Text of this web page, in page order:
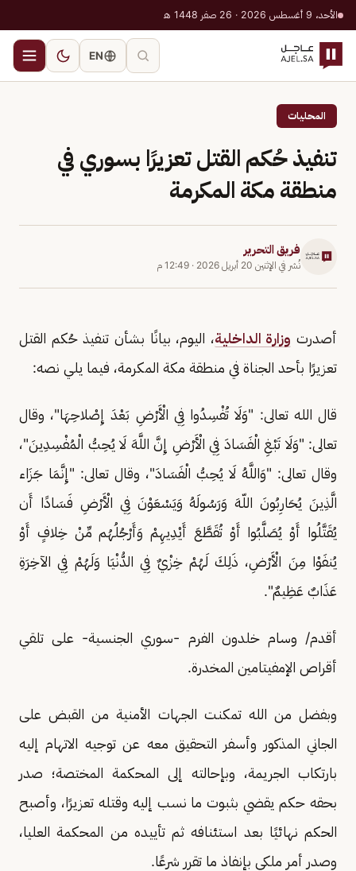
الأحد، 9 أغسطس 2026 · 26 صفر 1448 هـ
EN
المحليات
تنفيذ حُكم القتل تعزيرًا بسوري في
منطقة مكة المكرمة
فريق التحرير
نُشر في الإثنين 20 أبريل 2026 · 12:49 م
أصدرت وزارة الداخلية، اليوم، بيانًا بشأن تنفيذ حُكم القتل
تعزيرًا بأحد الجناة في منطقة مكة المكرمة، فيما يلي نصه:
قال الله تعالى: "وَلَا تُفْسِدُوا فِي الْأَرْضِ بَعْدَ إِصْلاحِهَا"، وقال
تعالى: "وَلَا تَبْغِ الْفَسَادَ فِي الْأَرْضِ إِنَّ اللَّهَ لَا يُحِبُّ الْمُفْسِدِينَ"،
وقال تعالى: "وَاللَّهُ لَا يُحِبُّ الْفَسَادَ"، وقال تعالى: "إِنَّمَا جَزَاء
الَّذِينَ يُحَارِبُونَ اللّهَ وَرَسُولَهُ وَيَسْعَوْنَ فِي الْأَرْضِ فَسَادًا أَن
يُقَتَّلُوا أَوْ يُصَلَّبُوا أَوْ تُقَطَّعَ أَيْدِيهِمْ وَأَرْجُلُهُم مِّنْ خِلافٍ أَوْ
يُنفَوْا مِنَ الْأَرْضِ، ذَلِكَ لَهُمْ خِزْيٌ فِي الدُّنْيَا وَلَهُمْ فِي الآخِرَةِ
عَذَابٌ عَظِيمٌ".
أقدم/ وسام خلدون الفرم -سوري الجنسية- على تلقي
أقراص الإمفيتامين المخدرة.
وبفضل من الله تمكنت الجهات الأمنية من القبض على
الجاني المذكور وأسفر التحقيق معه عن توجيه الاتهام إليه
بارتكاب الجريمة، وبإحالته إلى المحكمة المختصة؛ صدر
بحقه حكم يقضي بثبوت ما نسب إليه وقتله تعزيرًا، وأصبح
الحكم نهائيًا بعد استئنافه ثم تأييده من المحكمة العليا،
وصدر أمر ملكي بإنفاذ ما تقرر شرعًا.